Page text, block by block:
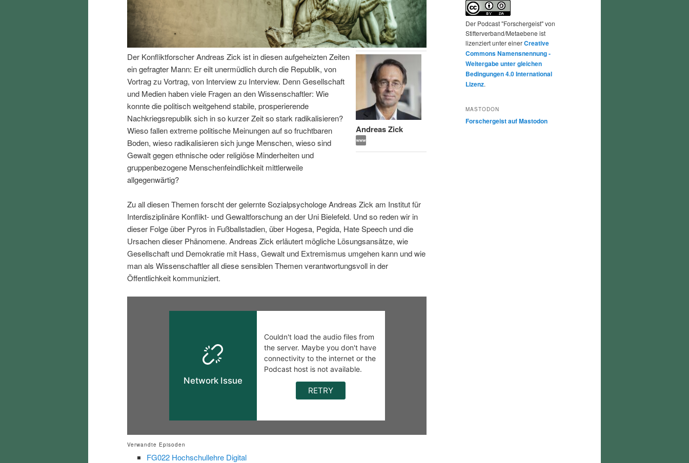
I
n
a
t
s
r
i
n
e
n
n
a
l
s
p
r
Andreas Zick
Der Konfliktforscher Andreas Zick ist in diesen aufgeheizten Zeiten
ein gefragter Mann: Er eilt unermüdlich durch die Republik, von
Vortrag zu Vortrag, von Interview zu Interview. Denn Gesellschaft
und Medien haben viele Fragen an den Wissenschaftler: Wie
konnte die politisch weitgehend stabile, prosperierende
Nachkriegsrepublik sich in so kurzer Zeit so stark radikalisieren?
Wieso fallen extreme politische Meinungen auf so fruchtbaren
Boden, wieso radikalisieren sich junge Menschen, wieso sind
Gewalt gegen ethnische oder religiöse Minderheiten und
gruppenbezogene Menschenfeindlichkeit mittlerweile
allgegenwärtig?
Zu all diesen Themen forscht der gelernte Sozialpsychologe Andreas Zick am Institut für
Interdisziplinäre Konflikt- und Gewaltforschung an der Uni Bielefeld. Und so reden wir in
dieser Folge über Pyros in Fußballstadien, über Hogesa, Pegida, Hate Speech und die
Ursachen dieser Phänomene. Andreas Zick erläutert mögliche Lösungsansätze, wie
Gesellschaft und Demokratie mit Hass, Gewalt und Extremismus umgehen kann und wie
man als Wissenschaftler all diese sensiblen Themen verantwortungsvoll in der
Öffentlichkeit kommuniziert.
Verwandte Episoden
FG022 Hochschullehre Digital
Der Podcast "Forschergeist" von
Stifterverband/Metaebene ist
lizenziert unter einerCreative
Commons Namensnennung -
Weitergabe unter gleichen
Bedingungen 4.0 International
Lizenz.
MASTODON
Forschergeist auf Mastodon